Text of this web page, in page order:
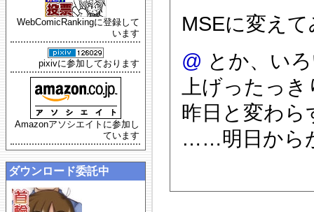
MSEに変え
@ とか、い
上げったっ
昨日と変わら
……明日から
WebComicRankingに登録して
います
pixivに参加しております
Amazonアソシエイトに参加し
ています
ダウンロード委託中